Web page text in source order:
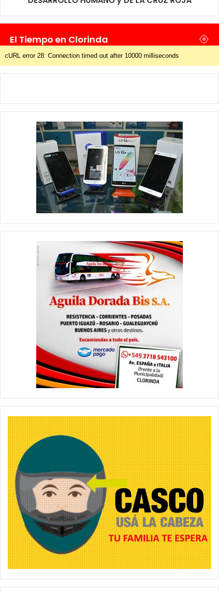
El Tiempo en Clorinda
cURL error 28: Connection timed out after 10000 milliseconds